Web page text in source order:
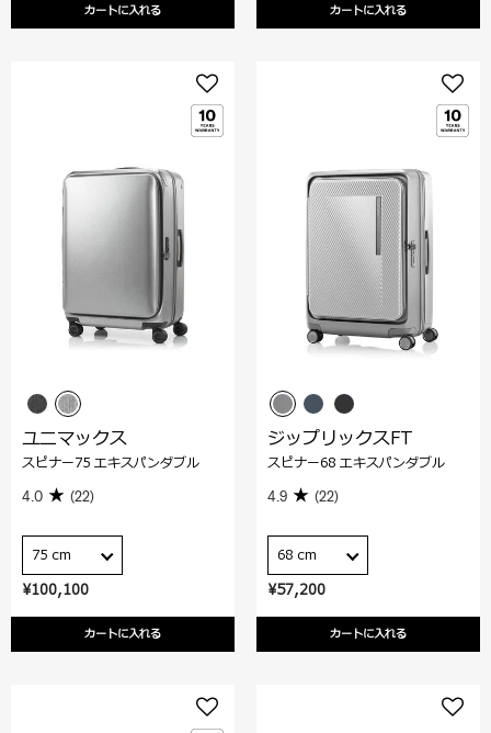
カートに入れる カートに入れる
¥100,100
カートに入れる
ユニマックス
スピナー75 エキスパンダブル
4.0 (22)
75 cm
¥57,200
カートに入れる
ジップリックスFT
スピナー68 エキスパンダブル
4.9 (22)
68 cm